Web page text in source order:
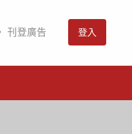
刊登廣告 登入